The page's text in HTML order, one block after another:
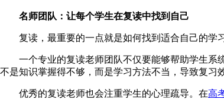
名师团队：让每个学生在复读中找到自己
复读，最重要的一点就是如何找到适合自己的学习
一个专业的复读老师团队不仅要能够帮助学生系统
不是知识掌握得不够，而是学习方法不当，导致复习
优秀的复读老师也会注重学生的心理疏导。在高